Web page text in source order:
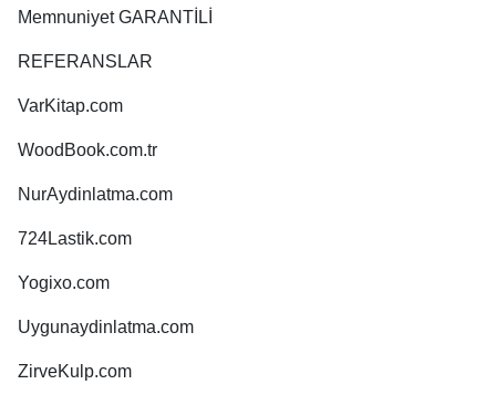
Memnuniyet GARANTİLİ
REFERANSLAR
VarKitap.com
WoodBook.com.tr
NurAydinlatma.com
724Lastik.com
Yogixo.com
Uygunaydinlatma.com
ZirveKulp.com